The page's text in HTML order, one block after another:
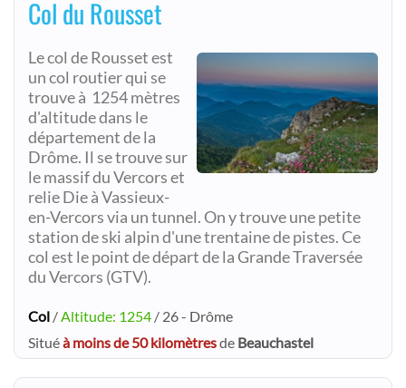
Col du Rousset
Le col de Rousset est
un col routier qui se
trouve à 1254 mètres
d'altitude dans le
département de la
Drôme. Il se trouve sur
le massif du Vercors et
relie Die à Vassieux-
en-Vercors via un tunnel. On y trouve une petite
station de ski alpin d'une trentaine de pistes. Ce
col est le point de départ de la Grande Traversée
du Vercors (GTV).
Col /Altitude: 1254 / 26 - Drôme
Situéà moins de 50 kilomètresde Beauchastel